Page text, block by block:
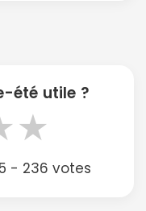
été utile ?
★
- 236 votes